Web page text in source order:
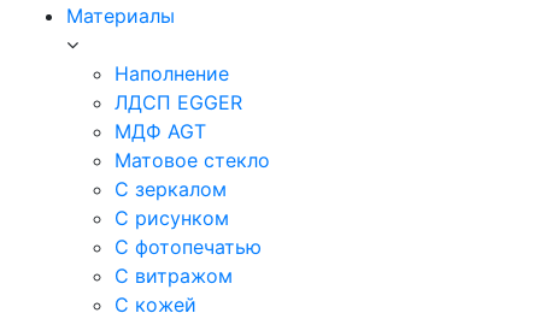
Материалы
Наполнение
ЛДСП EGGER
МДФ AGT
Матовое стекло
С зеркалом
С рисунком
С фотопечатью
С витражом
С кожей